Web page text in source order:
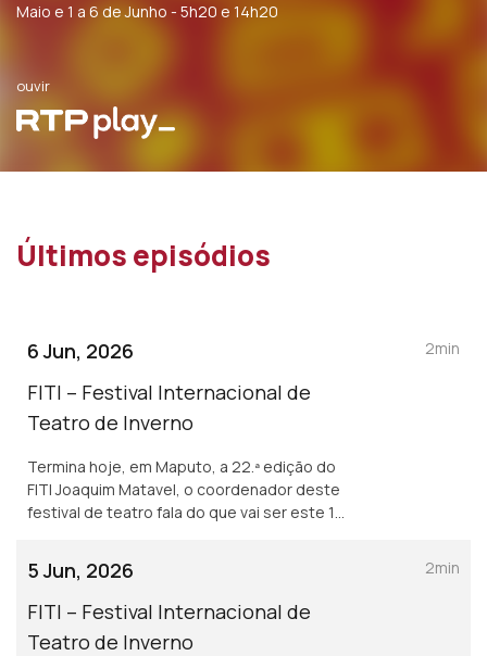
Maio e 1 a 6 de Junho - 5h20 e 14h20
ouvir
Últimos episódios
6 Jun, 2026
FITI – Festival Internacional de
Teatro de Inverno
Termina hoje, em Maputo, a 22.ª edição do
FITI Joaquim Matavel, o coordenador deste
festival de teatro fala do que vai ser este 10º
2min
5 Jun, 2026
FITI – Festival Internacional de
Teatro de Inverno
2min